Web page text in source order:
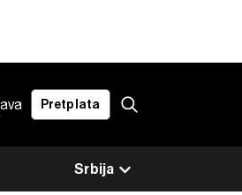
Pretplata
Srbija